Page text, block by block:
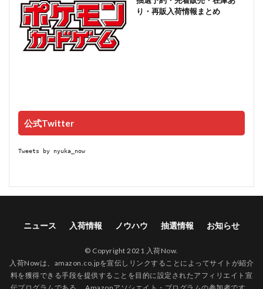
り・再販入荷情報まとめ
公式Twitter
Tweets by nyuka_now
ニュース 入荷情報 ノウハウ 抽選情報 お知らせ
© Copyright 2021 入荷Now.
入荷Nowは、amazon.co.jpを宣伝しリンクすることによってサイトが紹介
料を獲得できる手段を提供することを目的に設定されたアフィリエイト宣
伝プログラムである、 Amazonアソシエイト・プログラムの参加者です。